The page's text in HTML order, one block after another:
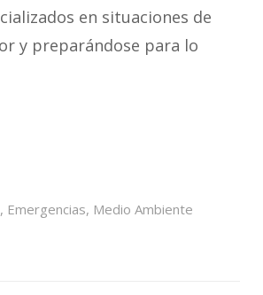
en situaciones de
y preparándose para lo
, Emergencias, Medio Ambiente